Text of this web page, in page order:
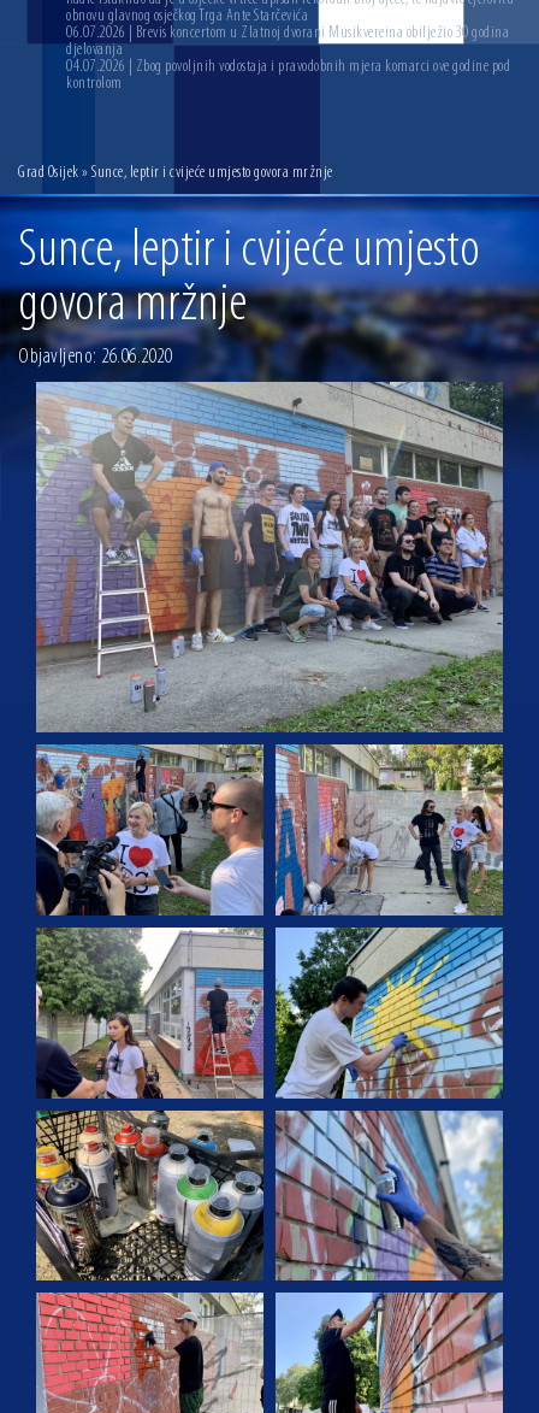
obnovu glavnog osječkog Trga Ante Starčevića
06.07.2026 | Brevis koncertom u Zlatnoj dvorani Musikvereina obilježio 30 godina
djelovanja
04.07.2026 | Zbog povoljnih vodostaja i pravodobnih mjera komarci ove godine pod
kontrolom
Grad Osijek » Sunce, leptir i cvijeće umjesto govora mržnje
Sunce, leptir i cvijeće umjesto
govora mržnje
Objavljeno: 26.06.2020